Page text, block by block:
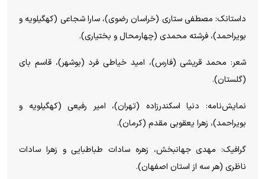
داستانک: مصطفی ستاری (خراسان رضوی)، سارا شجاعی (کهگیلویه و
بویراحمد)، فرشته محمدی (چهارمحال و بختیاری).
شعر: محمد قریشی (فارس)، امید خیاطی فرد (بوشهر)، قاسم بای
(گلستان).
نمایش‌نامه: دنیا اسکندرزاده (تهران)، امیر رفیعی (کهگیلویه و
بویراحمد)، زهرا یعقوبی مقدم (کرمان).
گرافیک: مهدی جهانبخش، زهره سادات طباطبایی و زهرا سادات
ناظری (هر سه از استان اصفهان).